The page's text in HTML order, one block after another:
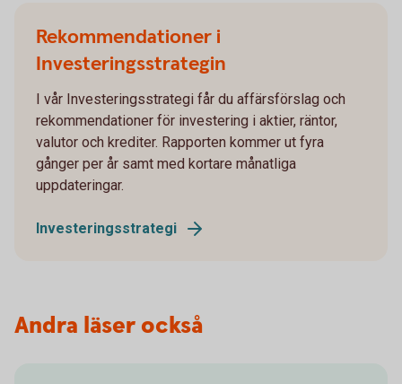
Rekommendationer i
Investeringsstrategin
I vår Investeringsstrategi får du affärsförslag och
rekommendationer för investering i aktier, räntor,
valutor och krediter. Rapporten kommer ut fyra
gånger per år samt med kortare månatliga
uppdateringar.
Investeringsstrategi
Andra läser också